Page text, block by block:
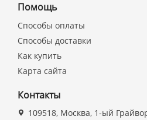
Помощь
Способы оплаты
Способы доставки
Как купить
Карта сайта
Контакты
109518, Москва, 1-ый